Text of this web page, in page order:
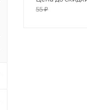
55₽